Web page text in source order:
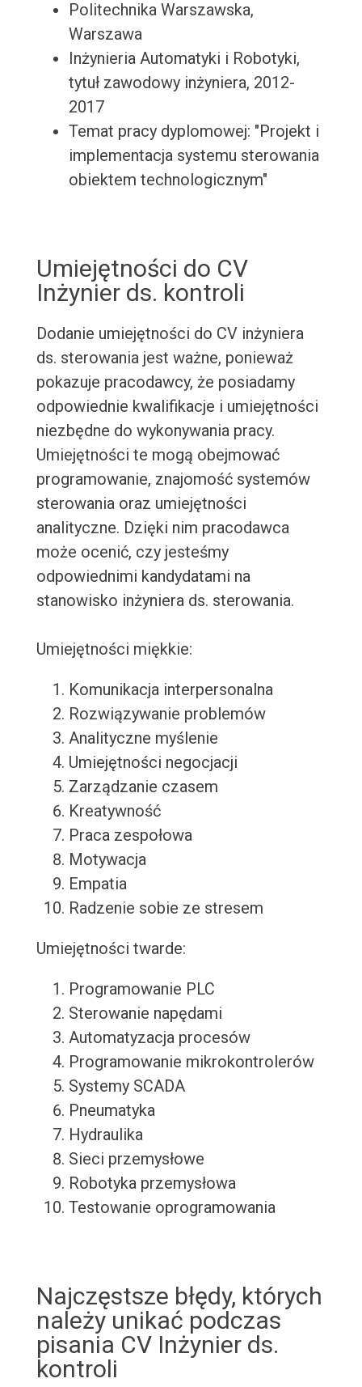
Politechnika Warszawska,
Warszawa
Inżynieria Automatyki i Robotyki,
tytuł zawodowy inżyniera, 2012-
2017
Temat pracy dyplomowej: "Projekt i
implementacja systemu sterowania
obiektem technologicznym"
Umiejętności do CV
Inżynier ds. kontroli
Dodanie umiejętności do CV inżyniera
ds. sterowania jest ważne, ponieważ
pokazuje pracodawcy, że posiadamy
odpowiednie kwalifikacje i umiejętności
niezbędne do wykonywania pracy.
Umiejętności te mogą obejmować
programowanie, znajomość systemów
sterowania oraz umiejętności
analityczne. Dzięki nim pracodawca
może ocenić, czy jesteśmy
odpowiednimi kandydatami na
stanowisko inżyniera ds. sterowania.
Umiejętności miękkie:
Komunikacja interpersonalna
Rozwiązywanie problemów
Analityczne myślenie
Umiejętności negocjacji
Zarządzanie czasem
Kreatywność
Praca zespołowa
Motywacja
Empatia
Radzenie sobie ze stresem
Umiejętności twarde:
Programowanie PLC
Sterowanie napędami
Automatyzacja procesów
Programowanie mikrokontrolerów
Systemy SCADA
Pneumatyka
Hydraulika
Sieci przemysłowe
Robotyka przemysłowa
Testowanie oprogramowania
Najczęstsze błędy, których
należy unikać podczas
pisania CV Inżynier ds.
kontroli